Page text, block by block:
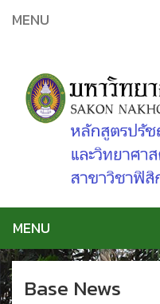
to
MENU
MENU
Base News